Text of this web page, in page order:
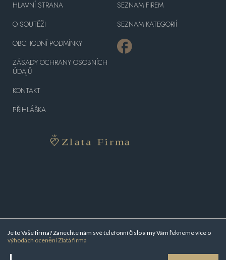
Je to Vaše firma? Zanechte nám své telefonní číslo a my Vám řekneme více o
výhodách ocenění Zlatá firma
HLAVNÍ STRANA
O SOUTĚŽI
OBCHODNÍ PODMÍNKY
ZÁSADY OCHRANY OSOBNÍCH
ÚDAJŮ
KONTAKT
PŘIHLÁŠKA
SEZNAM FIREM
SEZNAM KATEGORIÍ